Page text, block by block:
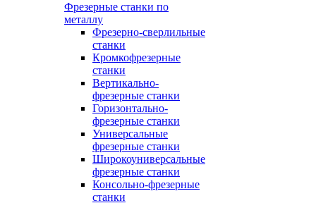
Фрезерные станки по
металлу
Фрезерно-сверлильные
станки
Кромкофрезерные
станки
Вертикально-
фрезерные станки
Горизонтально-
фрезерные станки
Универсальные
фрезерные станки
Широкоуниверсальные
фрезерные станки
Консольно-фрезерные
станки